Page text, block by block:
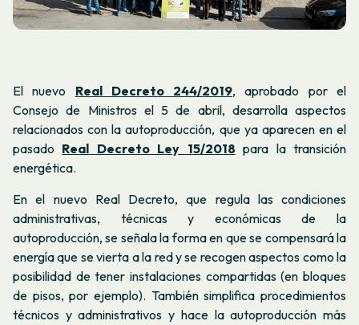
El nuevo Real Decreto 244/2019, aprobado por el
Consejo de Ministros el 5 de abril, desarrolla aspectos
relacionados con la autoproducción, que ya aparecen en el
pasado Real Decreto Ley 15/2018 para la transición
energética.
En el nuevo Real Decreto, que regula las condiciones
administrativas, técnicas y económicas de la
autoproducción, se señala la forma en que se compensará la
energía que se vierta a la red y se recogen aspectos como la
posibilidad de tener instalaciones compartidas (en bloques
de pisos, por ejemplo). También simplifica procedimientos
técnicos y administrativos y hace la autoproducción más